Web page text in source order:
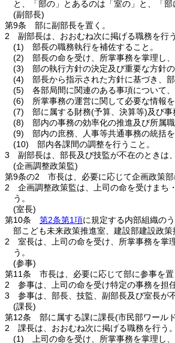
と、「部の」とあるのは「室の」と、「
(副部長)
第9条
部に副部長を置く。
2
副部長は、おおむね次に掲げる職務を行う
(1)
部長の職務執行を補佐すること。
(2)
部長の命を受け、所掌事務を掌理し
(3)
部の執行方針の決定及び重要な方針
(4)
部長から指示された方針に基づき、
(5)
各部局間に関連のある事項について
(6)
所掌事務の運営に関して必要な情報
(7)
部に属する財務(予算、決算等)及び事
(8)
部内の事務の効率化の推進及び所属
(9)
部内の庶務、人事等共通事務の統括を
(10)
部内各課間の調整を行うこと。
3
副部長は、部長及び技監が不在のときは
(企画調整政策監)
第9条の2
市長は、必要に応じて企画政策
2
企画調整政策監は、上司の命を受けまち
う。
(室長)
第10条
第2条第1項に規定する内部組織の
部こども未来政策推進室、建設部建設政
2
室長は、上司の命を受け、所掌事務を掌
う。
(参事)
第11条
市長は、必要に応じて部に参事を置
2
参事は、上司の命を受け特定の事務を担
3
参事は、部長、技監、副部長及び室長が
(課長)
第12条
部に属する課に課長(市民部ワール
2
課長は、おおむね次に掲げる職務を行う。
(1)
上司の命を受け、所掌事務を掌理し